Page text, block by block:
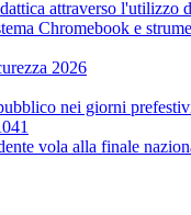
attraverso l'utilizzo
Chromebook e
2026
nei giorni
vola alla finale